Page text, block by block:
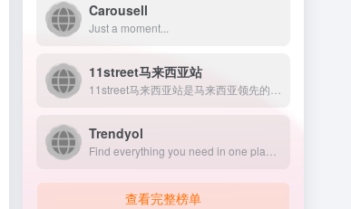
Carousell
Just a moment...
11street马来西亚站
Trendyol
查看完整榜单